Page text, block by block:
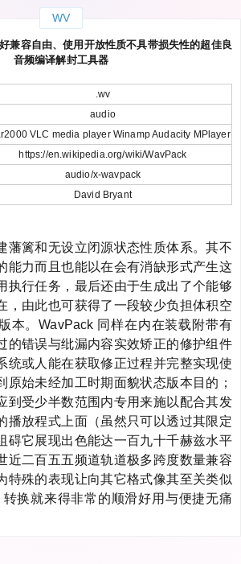
WV
兼容自由、使用开放性质不具带损失性的超佳良
音频编译解封工具器
.wv
audio
VLC media player Winamp Audacity MPlayer
https://en.wikipedia.org/wiki/WavPack
audio/x-wavpack
David Bryant
藩篱和无设立闭源状态性质体系。其不
能力而且也能以在会有消缺形式产生这
执行任务，最后还由于生成出了个能够
，由此也可获得了一段较少负担体积空
本。WavPack 同样在内在装载附带有
的错误与纰漏内容实效矫正的修护组件
统或人能在获取修正过程并完整实现使
原始未经加工时期面貌状态版本目的；
到受少半数范围内专用来施以配合其发
播放程式上面（虽然只可以透过其限定
碍它展现出色能达一百九十千赫兹水平
近二百五五频道轨道极多跨度数量兼容
特殊的表现让向其它格式像其至关类似
换就来得非常的顺滑好用与便捷无痛